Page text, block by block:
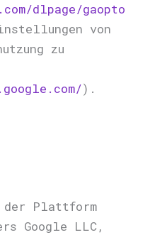
dlpage/gaopto
von
zu
).
Plattform
Google LLC,